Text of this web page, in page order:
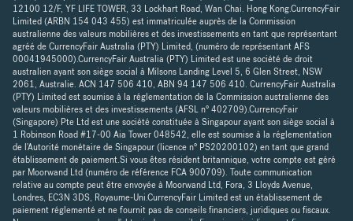
12100 12/F, YF LIFE TOWER, 33 Lockhart Road, Wan Chai. Hong Kong.CurrencyFair
Limited (ARBN 154 043 455) est immatriculée auprès de la Commission
australienne des valeurs mobilières et des investissements en tant que représentant
agréé de CurrencyFair Australia (PTY) Limited, (numéro de représentant AFS
00041945000).CurrencyFair Australia (PTY) Limited est une société de droit
australien ayant son siège social à Milsons Landing Level 5, 6 Glen Street, NSW
2061, Australie. ACN 147 506 410, ABN 94 147 506 410. CurrencyFair Australia
(PTY) Limited est soumise à la réglementation de la Commission australienne des
valeurs mobilières et des investissements (AFSL n° 402709).CurrencyFair
(Singapore) Pte Ltd est une société constituée à Singapour ayant son siège social à
1 Robinson Road #17-00 Aia Tower 048542, elle est soumise à la réglementation
de l'Autorité monétaire de Singapour (licence n° PS20200102) en tant que grand
établissement de paiement.Si vous êtes résident britannique, votre compte est géré
par Moorwand Ltd (numéro de référence FCA 900709). Toute communication
relative au compte peut être envoyée à Moorwand Ltd, Fora, 3 Lloyds Avenue,
Londres, EC3N 3DS, Royaume-Uni.CurrencyFair Limited est un établissement de
paiement réglementé et ne fournit pas de conseils financiers, juridiques ou fiscaux.